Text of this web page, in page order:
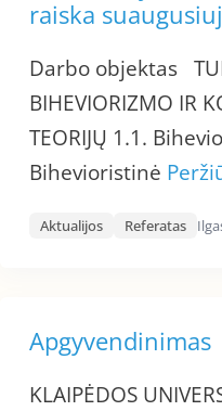
raiska
Darbo objektas
BIHEVIORIZMO IR
TEORIJŲ 1.1.
Bihevioristinė
Aktualijos Referatas
Apgyvendinimas
KLAIPĖDOS